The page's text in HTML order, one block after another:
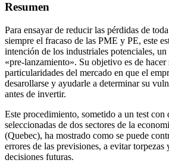
Resumen
Para ensayar de reducir las pérdidas de
siempre el fracaso de las PME y PE, este
intención de los industriales potenciales,
«pre-lanzamiento». Su objetivo es de hacer
particularidades del mercado en que el
desarollarse y ayudarle a determinar su
antes de invertir.
Este procedimiento, sometido a un test con
seleccionadas de dos sectores de la
(Quebec), ha mostrado como se puede
errores de las previsiones, a evitar torpezas
decisiones futuras.